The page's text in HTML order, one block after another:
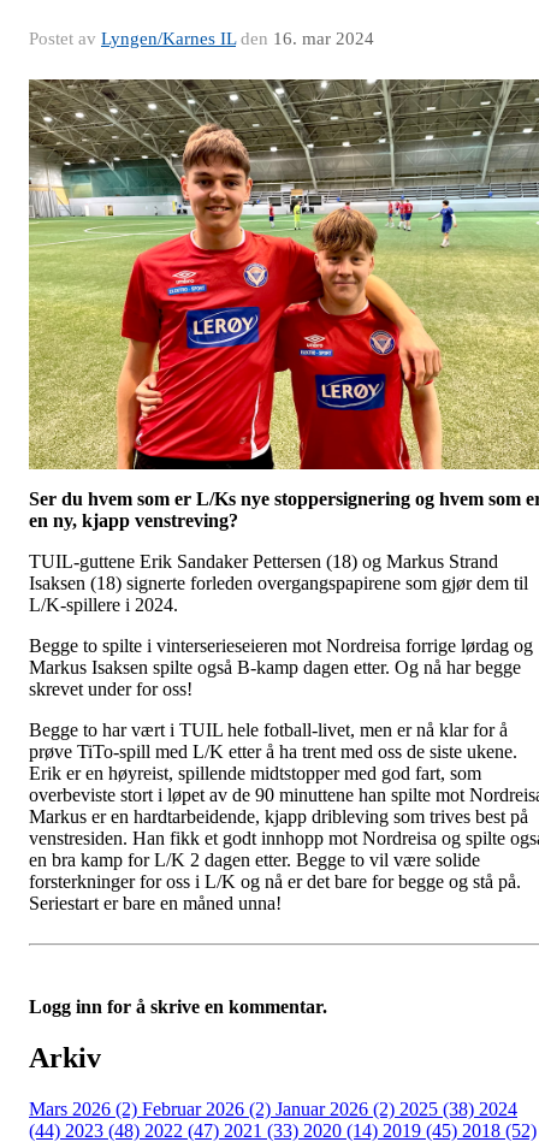
Postet av Lyngen/Karnes ILden 16. mar 2024
Ser du hvem som er L/Ks nye stoppersignering og hvem som
en ny, kjapp venstreving?
TUIL-guttene Erik Sandaker Pettersen (18) og Markus Strand
Isaksen (18) signerte forleden overgangspapirene som gjør dem til
L/K-spillere i 2024.
Begge to spilte i vinterserieseieren mot Nordreisa forrige lørdag og
Markus Isaksen spilte også B-kamp dagen etter. Og nå har begge
skrevet under for oss!
Begge to har vært i TUIL hele fotball-livet, men er nå klar for å
prøve TiTo-spill med L/K etter å ha trent med oss de siste ukene.
Erik er en høyreist, spillende midtstopper med god fart, som
overbeviste stort i løpet av de 90 minuttene han spilte mot
Markus er en hardtarbeidende, kjapp dribleving som trives best på
venstresiden. Han fikk et godt innhopp mot Nordreisa og spilte
en bra kamp for L/K 2 dagen etter. Begge to vil være solide
forsterkninger for oss i L/K og nå er det bare for begge og stå på.
Seriestart er bare en måned unna!
Logg inn for å skrive en kommentar.
Arkiv
Mars 2026 (2) Februar 2026 (2) Januar 2026 (2) 2025 (38) 2024
(44) 2023 (48) 2022 (47) 2021 (33) 2020 (14) 2019 (45) 2018 (52)